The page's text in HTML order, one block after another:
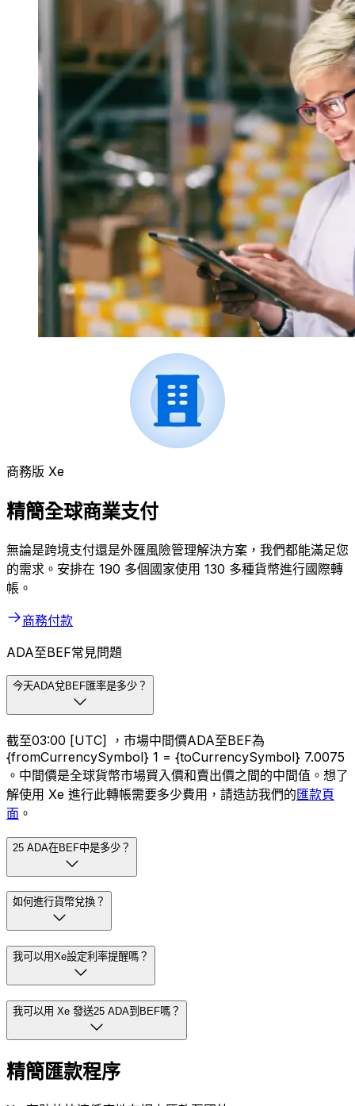
商務版 Xe
精簡全球商業支付
無論是跨境支付還是外匯風險管理解決方案，我們都能滿足您
的需求。安排在 190 多個國家使用 130 多種貨幣進行國際轉
帳。
商務付款
ADA至BEF常見問題
今天ADA兌BEF匯率是多少？
截至03:00 [UTC] ，市場中間價ADA至BEF為
{fromCurrencySymbol} 1 = {toCurrencySymbol} 7.0075
。中間價是全球貨幣市場買入價和賣出價之間的中間值。想了
解使用 Xe 進行此轉帳需要多少費用，請造訪我們的匯款頁
面 。
25 ADA在BEF中是多少？
如何進行貨幣兌換？
我可以用Xe設定利率提醒嗎？
我可以用 Xe 發送25 ADA到BEF嗎？
精簡匯款程序